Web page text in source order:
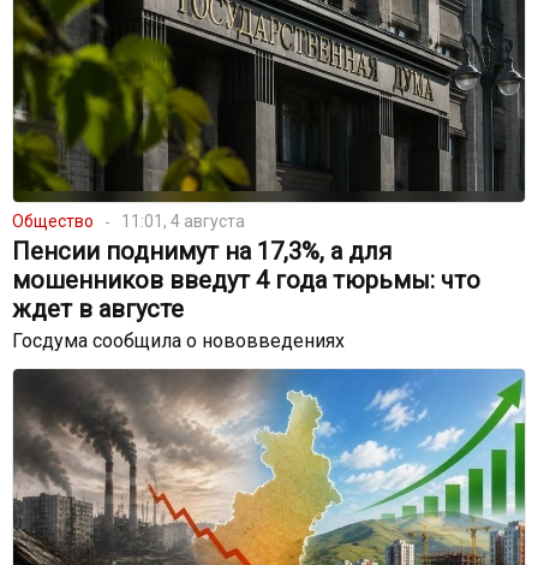
Общество 11:01, 4 августа
Пенсии поднимут на 17,3%, а для
мошенников введут 4 года тюрьмы: что
ждет в августе
Госдума сообщила о нововведениях